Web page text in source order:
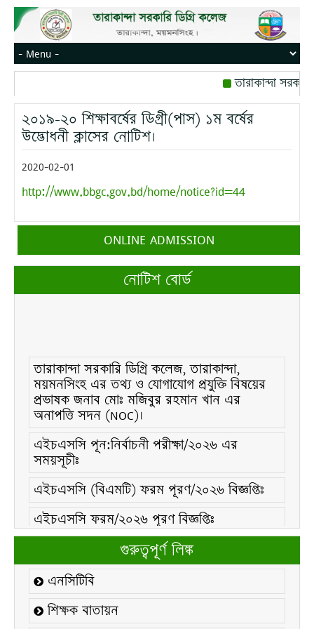
তারাকান্দা
রোজ বৃহস্পতিবার।
মোবাইল নম্বর:
২০১৯-২০ শিক্ষাবর্ষের ডিগ্রী(পাস) ১ম বর্ষের
উদ্ভোধনী ক্লাসের নোটিশ।
2020-02-01
http://www.bbgc.gov.bd/home/notice?id=44
ONLINE ADMISSION
নোটিশ বোর্ড
তারাকান্দা সরকারি ডিগ্রি কলেজ, তারাকান্দা,
ময়মনসিংহ এর তথ্য ও যোগাযোগ প্রযুক্তি বিষয়ের
প্রভাষক জনাব মোঃ মজিবুর রহমান খান এর
অনাপত্তি সদন (NOC)।
এইচএসসি পূন:নির্বাচনী পরীক্ষা/২০২৬ এর
সময়সূচীঃ
এইচএসসি (বিএমটি) ফরম পূরণ/২০২৬ বিজ্ঞপ্তিঃ
এইচএসসি ফরম/২০২৬ পূরণ বিজ্ঞপ্তিঃ
২১ ফেব্রুয়ারি/২০২৬ ইং তারিখে “শহিদ দিবস ও
আন্তর্জাতিক মাতৃভাষা দিবস-২০২৬ উদযাপন
উপলক্ষ্যে নোটিশঃ
কলেজ বন্ধ সংক্রান্ত নোটিশঃ
গুরুত্বপূর্ণ লিঙ্ক
এনসিটিবি
শিক্ষক বাতায়ন